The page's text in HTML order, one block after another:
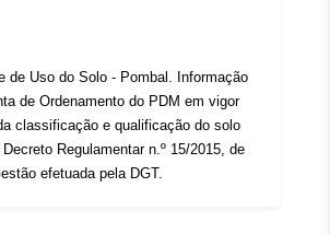
de Uso do Solo - Pombal. Informação
de Ordenamento do PDM em vigor
classificação e qualificação do solo
Regulamentar n.º 15/2015, de
efetuada pela DGT.